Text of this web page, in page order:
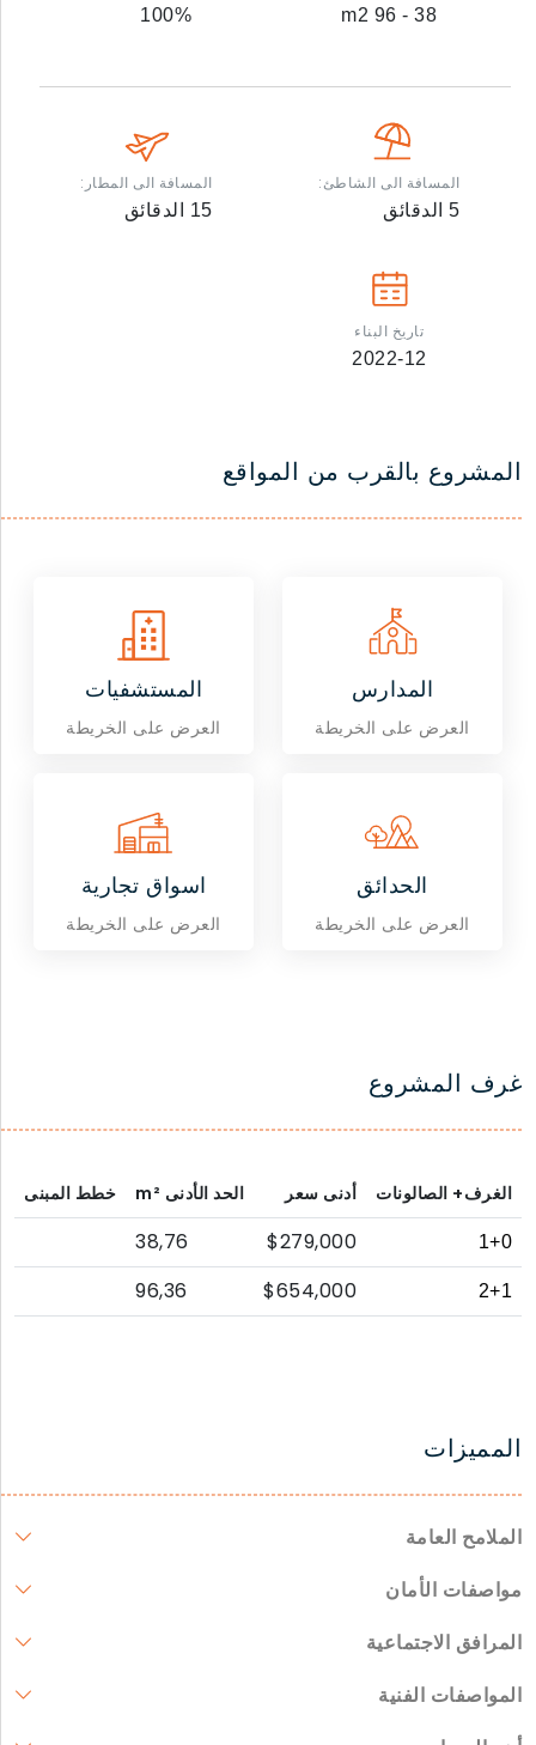
38 - 96
100%
المسافة الى الشاطئ:
5 الدقائق
المسافة الى المطار:
15
الدقائق
تاريخ البناء
2022-12
المشروع بالقرب من المواقع
المستشفيات
العرض على الخريطة
المدارس
العرض على الخريطة
اسواق تجارية
العرض على الخريطة
الحدائق
العرض على الخريطة
غرف المشروع
الغرف+ الصالونات أدنى سعر الحد الأدنى خطط المبنى
1+0
$279,000
38,76
2+1
$654,000
96,36
المميزات
الملامح العامة
مواصفات الأمان
المرافق الاجتماعية
المواصفات الفنية